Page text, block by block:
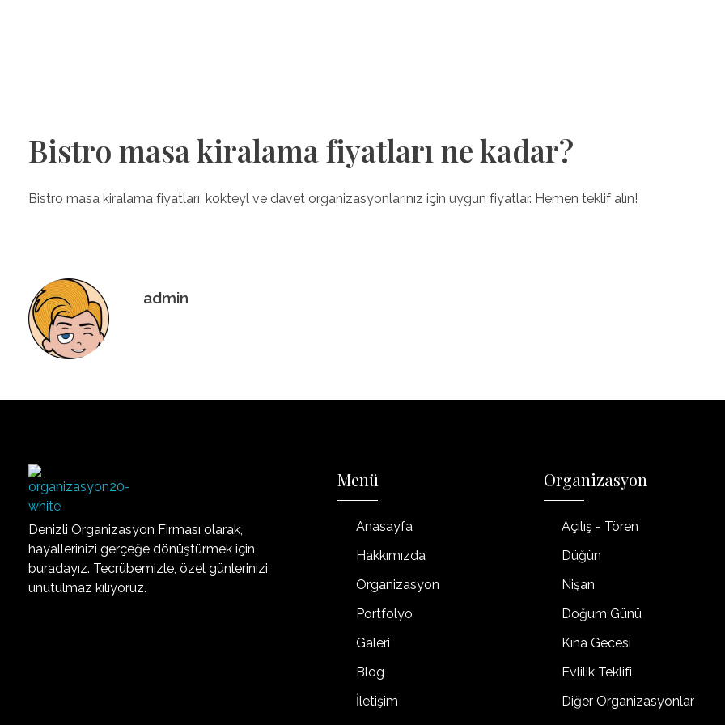
Bistro masa kiralama fiyatları ne kadar?
Bistro masa kiralama fiyatları, kokteyl ve davet organizasyonlarınız için uygun fiyatlar. Hemen teklif alın!
admin
Organizasyon20
Denizli'nin Organizasyon Şirketi
Denizli Organizasyon Firması olarak,
hayallerinizi gerçeğe dönüştürmek için
buradayız. Tecrübemizle, özel günlerinizi
unutulmaz kılıyoruz.
Menü
Anasayfa
Hakkımızda
Organizasyon
Portfolyo
Galeri
Blog
İletişim
Organizasyon
Açılış - Tören
Düğün
Nişan
Doğum Günü
Kına Gecesi
Evlilik Teklifi
Diğer Organizasyonlar